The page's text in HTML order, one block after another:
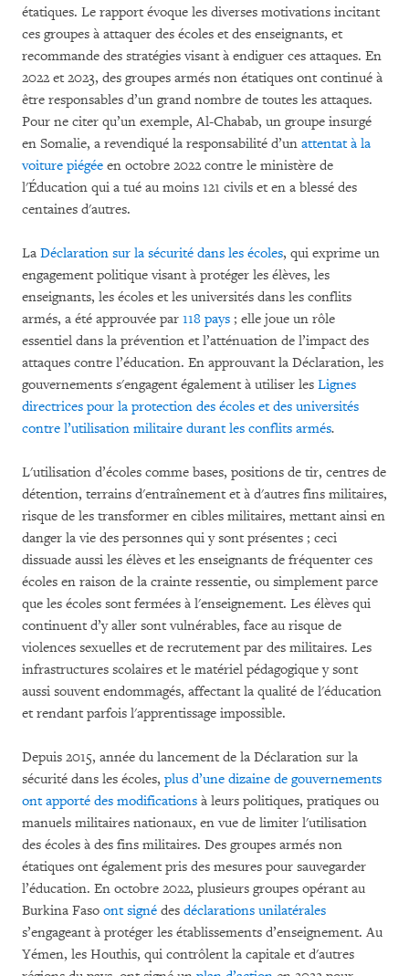
étatiques. Le rapport évoque les diverses motivations incitant
ces groupes à attaquer des écoles et des enseignants, et
recommande des stratégies visant à endiguer ces attaques. En
2022 et 2023, des groupes armés non étatiques ont continué à
être responsables d’un grand nombre de toutes les attaques.
Pour ne citer qu’un exemple, Al-Chabab, un groupe insurgé
en Somalie, a revendiqué la responsabilité d’un attentat à la
voiture piégée en octobre 2022 contre le ministère de
l'Éducation qui a tué au moins 121 civils et en a blessé des
centaines d'autres.
La Déclaration sur la sécurité dans les écoles, qui exprime un
engagement politique visant à protéger les élèves, les
enseignants, les écoles et les universités dans les conflits
armés, a été approuvée par 118 pays ; elle joue un rôle
essentiel dans la prévention et l’atténuation de l’impact des
attaques contre l’éducation. En approuvant la Déclaration, les
gouvernements s'engagent également à utiliser les Lignes
directrices pour la protection des écoles et des universités
contre l’utilisation militaire durant les conflits armés.
L'utilisation d’écoles comme bases, positions de tir, centres de
détention, terrains d'entraînement et à d'autres fins militaires,
risque de les transformer en cibles militaires, mettant ainsi en
danger la vie des personnes qui y sont présentes ; ceci
dissuade aussi les élèves et les enseignants de fréquenter ces
écoles en raison de la crainte ressentie, ou simplement parce
que les écoles sont fermées à l'enseignement. Les élèves qui
continuent d’y aller sont vulnérables, face au risque de
violences sexuelles et de recrutement par des militaires. Les
infrastructures scolaires et le matériel pédagogique y sont
aussi souvent endommagés, affectant la qualité de l'éducation
et rendant parfois l'apprentissage impossible.
Depuis 2015, année du lancement de la Déclaration sur la
sécurité dans les écoles, plus d’une dizaine de gouvernements
ont apporté des modifications à leurs politiques, pratiques ou
manuels militaires nationaux, en vue de limiter l'utilisation
des écoles à des fins militaires. Des groupes armés non
étatiques ont également pris des mesures pour sauvegarder
l’éducation. En octobre 2022, plusieurs groupes opérant au
Burkina Faso ont signé des déclarations unilatérales
s’engageant à protéger les établissements d’enseignement. Au
Yémen, les Houthis, qui contrôlent la capitale et d'autres